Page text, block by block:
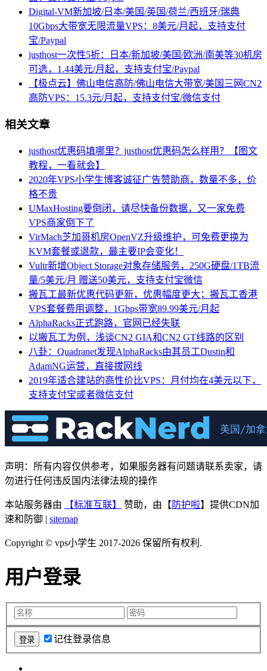
Digital-VM新加坡/日本/美国/英国/荷兰/西班牙/瑞典
10Gbps大带宽无限流量VPS：8美元/月起，支持支付
宝/Paypal
justhost一次性5折：日本/新加坡/美国/欧洲/南美等30机房
可选，1.44美元/月起，支持支付宝/Paypal
【极点云】佛山电信高防/佛山电信大带宽/美国三网CN2
高防VPS：15.3元/月起，支持支付宝/微信支付
相关文章
justhost优惠码填哪里？justhost优惠码怎么样用？【图文
教程，一看就会】
2020年VPS小学生博客诚征广告赞助商，数量不多，价
格不贵
UMaxHosting要倒闭，请尽快备份数据，又一家免费
VPS商家倒下了
VirMach芝加哥机房OpenVZ升级维护，可免费更换为
KVM套餐或退款，最主要IP会变化！
Vultr新增Object Storage对象存储服务，250G硬盘/1TB流
量/5美元/月 赠送50美元，支持支付宝微信
搬瓦工最新优惠代码更新，优惠幅度更大；搬瓦工香港
VPS套餐费用调整，1Gbps带宽89.99美元/月起
AlphaRacks正式跑路，官网已经失联
以搬瓦工为例，浅谈CN2 GIA和CN2 GT线路的区别
八卦：Quadranet发现AlphaRacks由其员工Dustin和
AdamNG运营，直接拔网线
2019年适合建站的高性价比VPS：月付均在4美元以下，
支持支付宝或者微信支付
声明：所有内容仅供参考，如果服务器有问题请联系卖家，请
勿进行任何违反国内法律法规的操作
本站服务器由 【标准互联】 赞助，由【 防护啦】提供CDN加
速和防御 | sitemap
Copyright © vps小学生 2017-2026 保留所有权利.
用户登录
记住登录信息